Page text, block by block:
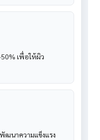
เพื่อให้ผิว
ฒนาความแข็งแรง